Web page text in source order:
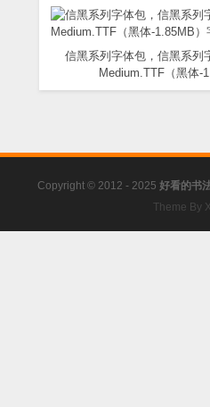
信黑系列字体包，信黑系列
Medium.TTF（黑体-
Copyright © 2012 - 2025 好看的书
Theme By